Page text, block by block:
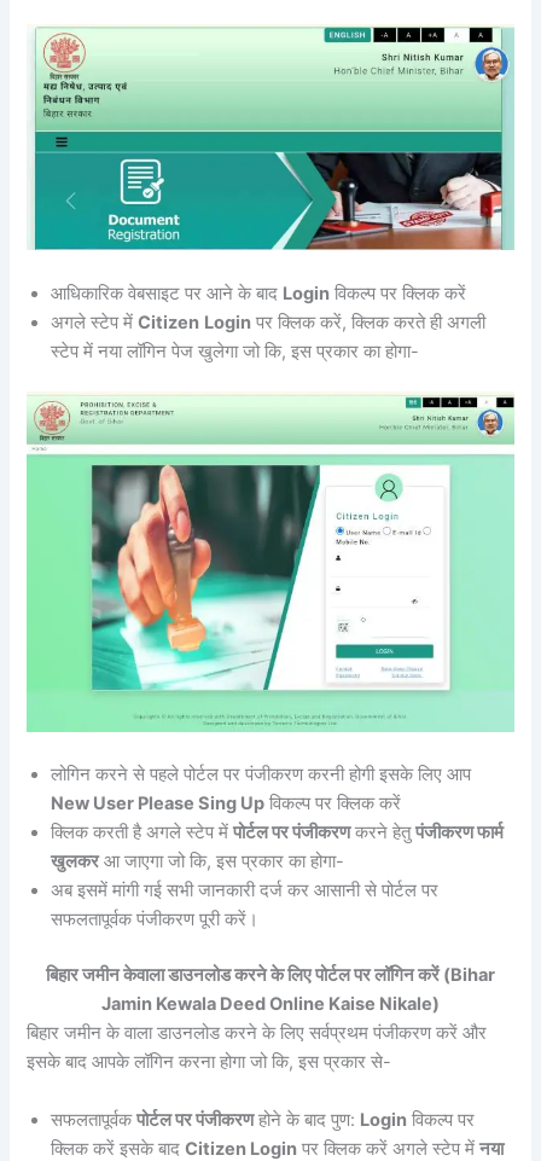
आधिकारिक वेबसाइट पर आने के बाद Login विकल्प पर क्लिक करें
अगले स्टेप मेंCitizen Login पर क्लिक करें, क्लिक करते ही अगली
स्टेप में नया लॉगिन पेज खुलेगा जो कि, इस प्रकार का होगा-
लोगिन करने से पहले पोर्टल पर पंजीकरण करनी होगी इसके लिए आप
New User Please Sing Up विकल्प पर क्लिक करें
क्लिक करती है अगले स्टेप मेंपोर्टल पर पंजीकरणकरने हेतुपंजीकरण फार्म
खुलकरआ जाएगा जो कि, इस प्रकार का होगा-
अब इसमें मांगी गई सभी जानकारी दर्ज कर आसानी से पोर्टल पर
सफलतापूर्वक पंजीकरण पूरी करें।
बिहार जमीन केवाला डाउनलोड करने के लिए पोर्टल पर लॉगिन करें (Bihar
Jamin Kewala Deed Online Kaise Nikale)
बिहार जमीन के वाला डाउनलोड करने के लिए सर्वप्रथम पंजीकरण करें और
इसके बाद आपके लॉगिन करना होगा जो कि, इस प्रकार से-
सफलतापूर्वकपोर्टल पर पंजीकरणहोने के बाद पुण: Login विकल्प पर
क्लिक करें इसके बादCitizen Login पर क्लिक करें अगले स्टेप मेंनया